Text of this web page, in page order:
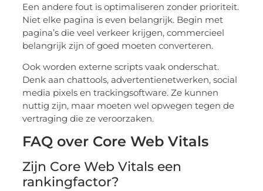
Een andere fout is optimaliseren zonder prioriteit.
Niet elke pagina is even belangrijk. Begin met
pagina’s die veel verkeer krijgen, commercieel
belangrijk zijn of goed moeten converteren.
Ook worden externe scripts vaak onderschat.
Denk aan chattools, advertentienetwerken, social
media pixels en trackingsoftware. Ze kunnen
nuttig zijn, maar moeten wel opwegen tegen de
vertraging die ze veroorzaken.
FAQ over Core Web Vitals
Zijn Core Web Vitals een
rankingfactor?